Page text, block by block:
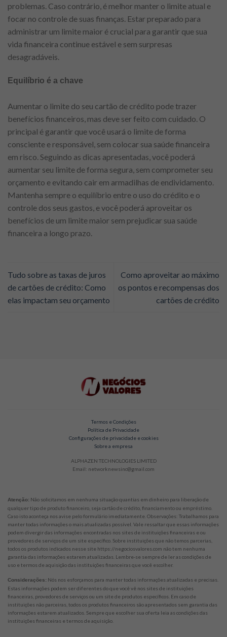
problemas. Caso contrário, é melhor manter o limite atual e
focar no controle de suas finanças. Estar preparado para
administrar um limite maior é crucial para garantir que sua
vida financeira continue estável e sem surpresas
desagradáveis.
Equilíbrio é a chave
Aumentar o limite do seu cartão de crédito pode trazer
benefícios financeiros, mas deve ser feito com cuidado. O
principal é garantir que você usará o limite de forma
consciente e responsável, sem colocar sua saúde financeira
em risco. Seguindo as dicas apresentadas, você poderá
aumentar seu limite de forma segura, sem comprometer seu
orçamento e evitando cair em armadilhas de endividamento.
Mantenha sempre o equilíbrio entre o uso do crédito e o
controle dos seus gastos, e você poderá aproveitar os
benefícios de um limite maior sem prejudicar sua saúde
financeira a longo prazo.
Tudo sobre as taxas de juros
de cartões de crédito: Como
elas impactam seu orçamento
Como aproveitar ao máximo
os pontos e recompensas dos
cartões de crédito
Termos e Condições
Política de Privacidade
Configurações de privacidade e cookies
Sobre a empresa
ALPHAZEN TECHNOLOGIES LIMITED
Email: networknewsinc@gmail.com
Atenção: Não solicitamos em nenhuma situação quantias em dinheiro para liberação de
qualquer tipo de produto financeiro, seja cartão de crédito, financiamento ou empréstimo.
Caso isto aconteça nos avise pelo formulário imediatamente. Observações: Trabalhamos para
manter todas informações o mais atualizadas possível. Vale ressaltar que essas informações
podem divergir das informações encontradas nos sites de instituições financeiras e ou
provedores de serviços de um site específico. Sobre instituições que não temos parcerias,
todos os produtos indicados nesse site https://negociosvalores.com não tem nenhuma
garantia das informações estarem atualizadas. Lembre-se sempre de ler as condições de
uso e termos de aquisição das instituições financeiras que você escolher.
Considerações: Nós nos esforçamos para manter todas informações atualizadas e precisas.
Estas informações podem ser diferentes do que você vê nos sites de instituições
financeiras, provedores de serviços ou um site de produtos específicos. Em caso de
instituições não parceiras, todos os produtos financeiros são apresentados sem garantia das
informações estarem atualizados. Sempre que escolher sua oferta leia as condições das
instituições financeiras e termos de aquisição.